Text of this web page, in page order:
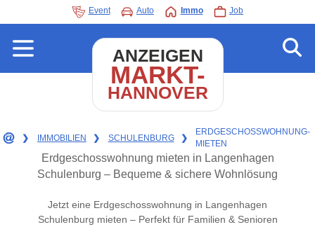
Event Auto Immo Job
ANZEIGEN
MARKT-
HANNOVER
❯ IMMOBILIEN ❯ SCHULENBURG ❯
ERDGESCHOSSWOHNUNG-
MIETEN
Erdgeschosswohnung mieten in Langenhagen
Schulenburg – Bequeme & sichere Wohnlösung
Jetzt eine Erdgeschosswohnung in Langenhagen
Schulenburg mieten – Perfekt für Familien & Senioren